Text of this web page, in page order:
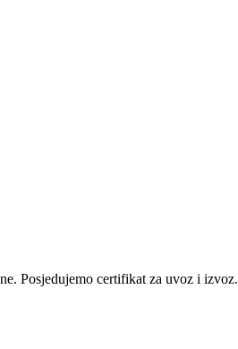
Posjedujemo certifikat za uvoz i izvoz.